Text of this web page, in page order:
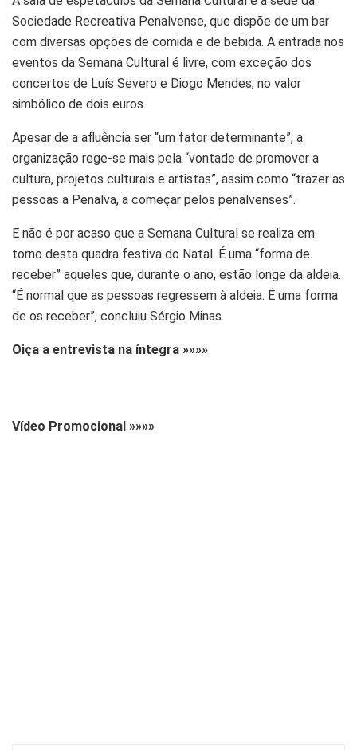
Sociedade Recreativa Penalvense, que dispõe de um bar
com diversas opções de comida e de bebida. A entrada nos
eventos da Semana Cultural é livre, com exceção dos
concertos de Luís Severo e Diogo Mendes, no valor
simbólico de dois euros.
Apesar de a afluência ser “um fator determinante”, a
organização rege-se mais pela “vontade de promover a
cultura, projetos culturais e artistas”, assim como “trazer as
pessoas a Penalva, a começar pelos penalvenses”.
E não é por acaso que a Semana Cultural se realiza em
torno desta quadra festiva do Natal. É uma “forma de
receber” aqueles que, durante o ano, estão longe da aldeia.
“É normal que as pessoas regressem à aldeia. É uma forma
de os receber”, concluiu Sérgio Minas.
Oiça a entrevista na íntegra »»»»
Vídeo Promocional »»»»